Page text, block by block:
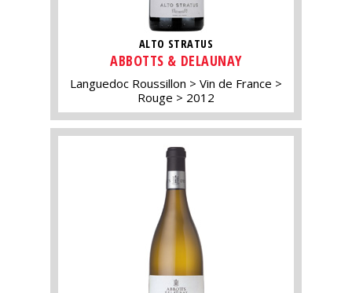
ALTO STRATUS
ABBOTTS & DELAUNAY
Languedoc Roussillon
Vin de France
Rouge
2012